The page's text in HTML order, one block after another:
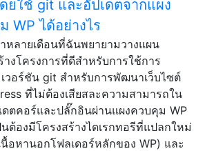
ยใช้ git และอัปเดตจากแผง
WP ได้อย่างไร
าหลายเดือนที่ฉันพยายามวางแผน
างโครงการที่ดีสำหรับการใช้การ
วอร์ชัน git สำหรับการพัฒนาเว็บไซต์
ที่ไม่ต้องเสียสละความสามารถใน
ดตคอร์และปลั๊กอินผ่านแผงควบคุม WP
นต้องมีโครงสร้างไดเรกทอรีที่แปลกใหม่
อหานอกโฟลเดอร์หลักของ WP) และ